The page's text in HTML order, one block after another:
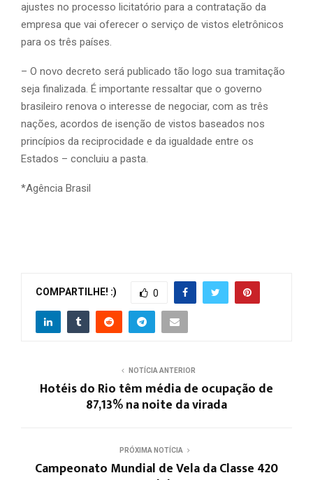
ajustes no processo licitatório para a contratação da
empresa que vai oferecer o serviço de vistos eletrônicos
para os três países.
– O novo decreto será publicado tão logo sua tramitação
seja finalizada. É importante ressaltar que o governo
brasileiro renova o interesse de negociar, com as três
nações, acordos de isenção de vistos baseados nos
princípios da reciprocidade e da igualdade entre os
Estados – concluiu a pasta.
*Agência Brasil
COMPARTILHE! :) 0
NOTÍCIA ANTERIOR
Hotéis do Rio têm média de ocupação de
87,13% na noite da virada
PRÓXIMA NOTÍCIA
Campeonato Mundial de Vela da Classe 420